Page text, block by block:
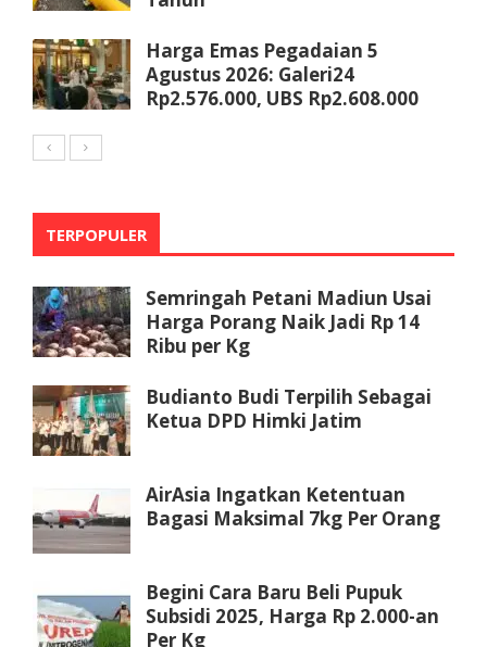
Harga Emas Pegadaian 5
Agustus 2026: Galeri24
Rp2.576.000, UBS Rp2.608.000
TERPOPULER
Semringah Petani Madiun Usai
Harga Porang Naik Jadi Rp 14
Ribu per Kg
Budianto Budi Terpilih Sebagai
Ketua DPD Himki Jatim
AirAsia Ingatkan Ketentuan
Bagasi Maksimal 7kg Per Orang
Begini Cara Baru Beli Pupuk
Subsidi 2025, Harga Rp 2.000-an
Per Kg